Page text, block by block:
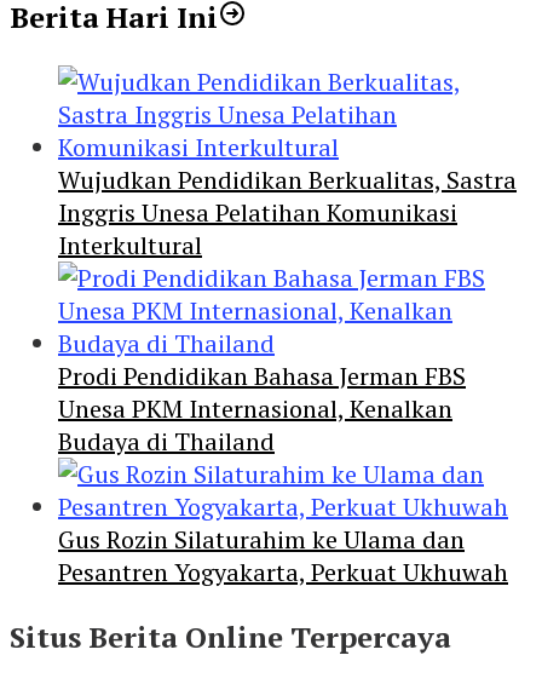
Berita Hari Ini
Wujudkan Pendidikan Berkualitas, Sastra
Inggris Unesa Pelatihan Komunikasi
Interkultural
Prodi Pendidikan Bahasa Jerman FBS
Unesa PKM Internasional, Kenalkan
Budaya di Thailand
Gus Rozin Silaturahim ke Ulama dan
Pesantren Yogyakarta, Perkuat Ukhuwah
Situs Berita Online Terpercaya